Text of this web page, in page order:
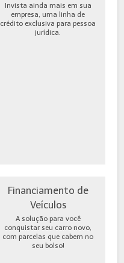
Invista ainda mais em sua
empresa, uma linha de
crédito exclusiva para pessoa
jurídica.
Financiamento de
Veículos
A solução para você
conquistar seu carro novo,
com parcelas que cabem no
seu bolso!